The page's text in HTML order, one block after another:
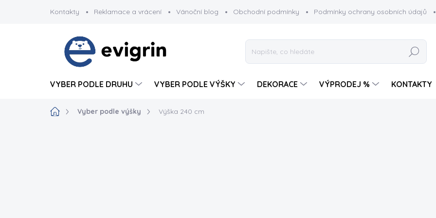
Kontakty Reklamace a vrácení Vánoční blog Obchodní podmínky Podmínky ochrany osobních údajů
Hledat
VYBER PODLE DRUHU VYBER PODLE VÝŠKY DEKORACE VÝPRODEJ % KONTAKTY
DomůVyber podle výšky Výška 240 cm